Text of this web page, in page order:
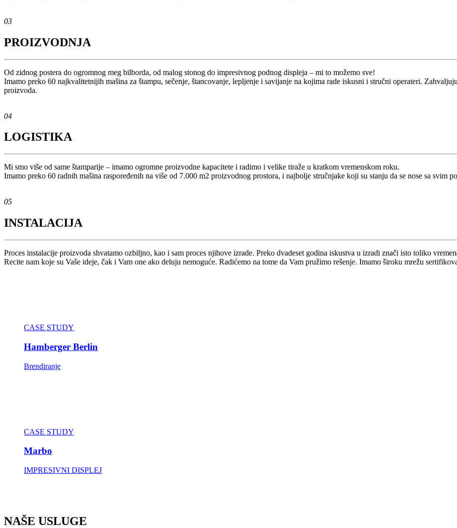
03
PROIZVODNJA
Od zidnog postera do ogromnog meg bilborda, od malog stonog do impresivnog podnog displeja ‒ mi to možemo sve!
Imamo preko 60 najkvalitetnijih mašina za štampu, sečenje, štancovanje, lepljenje i savijanje na kojima rade iskusni i stručni operateri.
proizvoda.
04
LOGISTIKA
Mi smo više od same štamparije ‒ imamo ogromne proizvodne kapacitete i radimo i velike tiraže u kratkom vremenskom roku.
Imamo preko 60 radnih mašina raspoređenih na više od 7.000 m2 proizvodnog prostora, i najbolje stručnjake koji su stanju da se nose sa svim
05
INSTALACIJA
Proces instalacije proizvoda shvatamo ozbiljno, kao i sam proces njihove izrade. Preko dvadeset godina iskustva u izradi znači isto toliko
Recite nam koje su Vaše ideje, čak i Vam one ako deluju nemoguće. Radićemo na tome da Vam pružimo rešenje. Imamo široku mrežu
CASE STUDY
Hamberger Berlin
Brendiranje
CASE STUDY
Marbo
IMPRESIVNI DISPLEJ
NAŠE USLUGE